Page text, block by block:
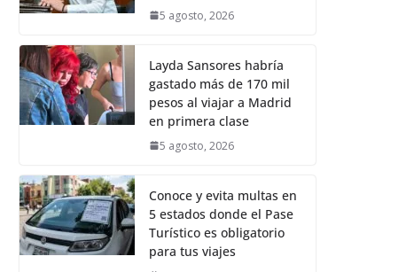
5 agosto, 2026
Layda Sansores habría
gastado más de 170 mil
pesos al viajar a Madrid
en primera clase
5 agosto, 2026
Conoce y evita multas en
5 estados donde el Pase
Turístico es obligatorio
para tus viajes